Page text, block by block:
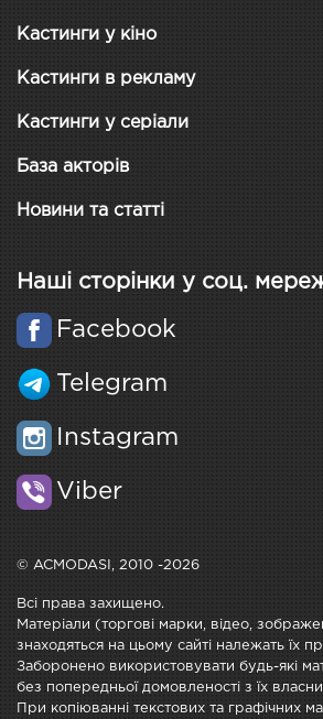
Кастинги у кіно
Кастинги в рекламу
Кастинги у серіали
База акторів
Новини та статті
Наші сторінки у соц.
Facebook
Telegram
Instagram
Viber
© ACMODASI, 2010 -2026
Всі права захищено.
Матеріали (торгові марки, відео,
знаходяться на цьому сайті належать їх
Заборонено використовувати будь-які
без попередньої домовленості з їх
При копіюванні текстових та графічних